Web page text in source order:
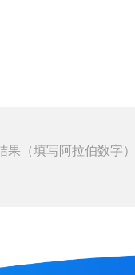
果（填写阿拉伯数字